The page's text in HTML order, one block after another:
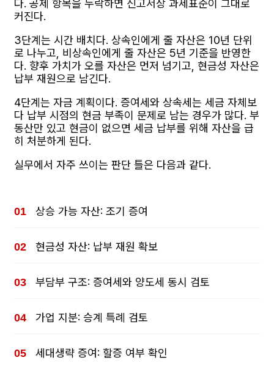
다. 공제 항목을 누락하면 신고서상 과세표준이 그대로
커진다.
3단계는 시간 배치다. 상속인에게 줄 자산은 10년 단위
로 나누고, 비상속인에게 줄 자산은 5년 기준을 반영한
다. 향후 가치가 오를 자산은 먼저 넘기고, 현금성 자산은
납부 재원으로 남긴다.
4단계는 자금 계획이다. 증여세와 상속세는 세금 자체보
다 납부 시점의 현금 부족이 문제로 남는 경우가 많다. 부
동산만 있고 현금이 없으면 세금 납부를 위해 자산을 급
히 처분하게 된다.
실무에서 자주 쓰이는 판단 틀은 다음과 같다.
상승 가능 자산: 조기 증여
현금성 자산: 납부 재원 확보
부담부 구조: 증여세와 양도세 동시 검토
가업 지분: 승계 특례 검토
세대생략 증여: 할증 여부 확인